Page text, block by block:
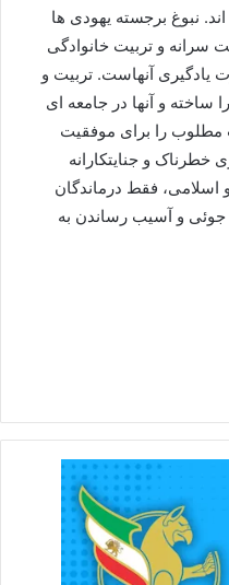
نبوغ برجسته یهودی ها
سرانه و تربیت خانوادگی
آنهاست. تربیت و
ساخته و آنها در جامعه ای
مطلوب را برای موفقیت
خطرناک و جنایتکارانه
فقط درماندگان
جوئی و آسیب رساندن به